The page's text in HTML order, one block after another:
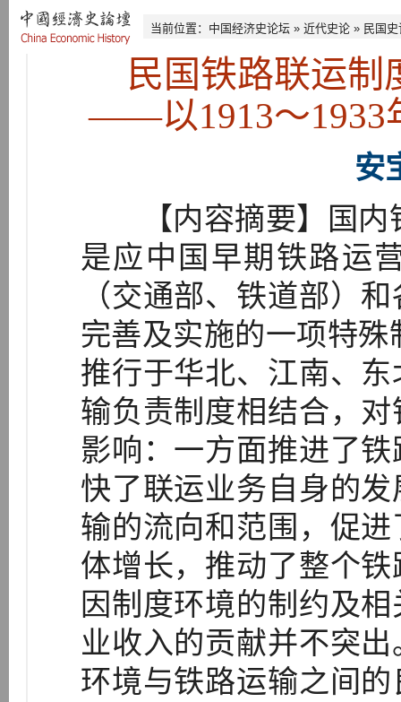
当前位置： 中国经济史论坛 » 近代史论 » 民国史
民国铁路联运制
——以1913～1933
安
【内容摘要】国内
是应中国早期铁路运
（交通部、铁道部）
完善及实施的一项特
推行于华北、江南、
输负责制度相结合，
影响：一方面推进了
快了联运业务自身的
输的流向和范围，促
体增长，推动了整个
因制度环境的制约及
业收入的贡献并不突
环境与铁路运输之间